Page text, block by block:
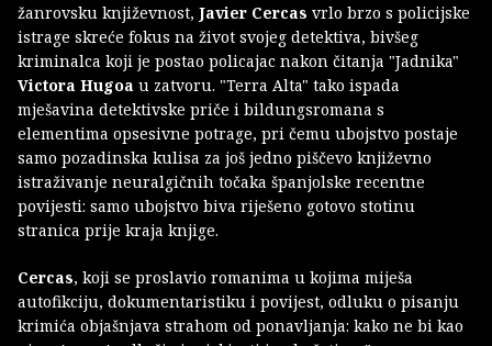
žanrovsku književnost, Javier Cercas vrlo brzo s policijske
istrage skreće fokus na život svojeg detektiva, bivšeg
kriminalca koji je postao policajac nakon čitanja "Jadnika"
Victora Hugoa u zatvoru. "Terra Alta" tako ispada
mješavina detektivske priče i bildungsromana s
elementima opsesivne potrage, pri čemu ubojstvo postaje
samo pozadinska kulisa za još jedno piščevo književno
istraživanje neuralgičnih točaka španjolske recentne
povijesti: samo ubojstvo biva riješeno gotovo stotinu
stranica prije kraja knjige.
Cercas, koji se proslavio romanima u kojima miješa
autofikciju, dokumentaristiku i povijest, odluku o pisanju
krimića objašnjava strahom od ponavljanja: kako ne bi kao